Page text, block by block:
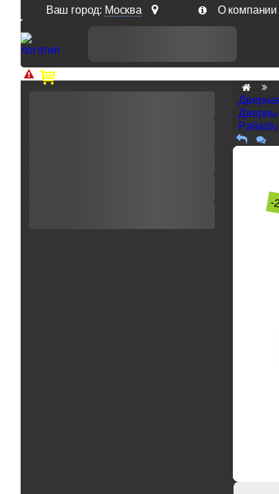
Ваш город: Москва О компании
Доп. скидка от цен на сайте 7% при заказе от
-